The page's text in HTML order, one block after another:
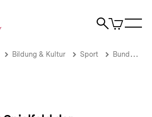
Suche
Artikel
im
Bildung & Kultur Sport Bundesliga: Spielfeld der Gesellschaft